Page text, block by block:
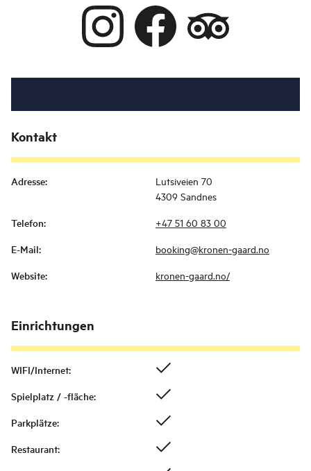
Kontakt
Adresse:
Lutsiveien 70
4309 Sandnes
Telefon: +47 51 60 83 00
E-Mail: booking@kronen-gaard.no
Website: kronen-gaard.no/
Einrichtungen
WIFI/Internet:
Spielplatz / -fläche:
Parkplätze:
Restaurant: